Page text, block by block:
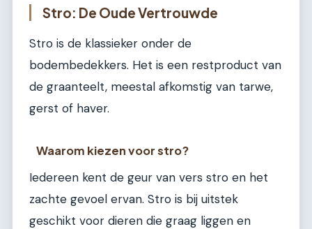
Stro: De Oude Vertrouwde
Stro is de klassieker onder de
bodembedekkers. Het is een restproduct van
de graanteelt, meestal afkomstig van tarwe,
gerst of haver.
Waarom kiezen voor stro?
Iedereen kent de geur van vers stro en het
zachte gevoel ervan. Stro is bij uitstek
geschikt voor dieren die graag liggen en